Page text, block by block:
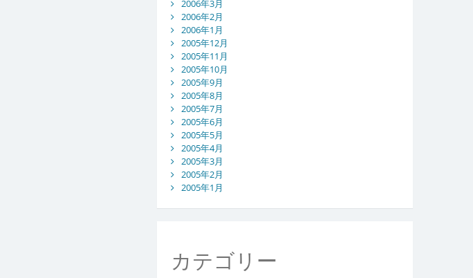
2006年3月
2006年2月
2006年1月
2005年12月
2005年11月
2005年10月
2005年9月
2005年8月
2005年7月
2005年6月
2005年5月
2005年4月
2005年3月
2005年2月
2005年1月
カテゴリー